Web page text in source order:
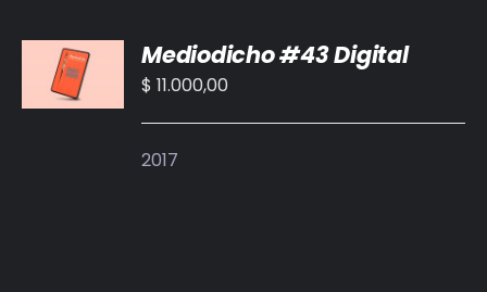
AL
CARRITO
/
Mediodicho #43 Digital
$ 11.000,00
2017